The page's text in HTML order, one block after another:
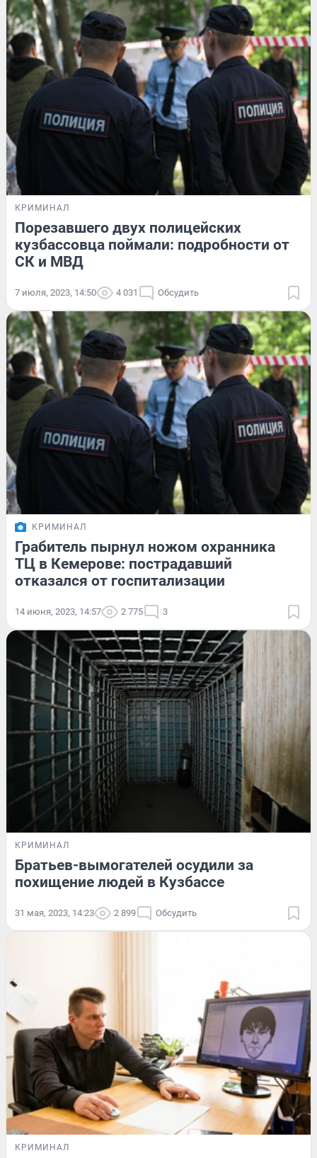
КРИМИНАЛ
Порезавшего двух полицейских
кузбассовца поймали: подробности от
СК и МВД
7 июля, 2023, 14:50 4 031 Обсудить
КРИМИНАЛ
Грабитель пырнул ножом охранника
ТЦ в Кемерове: пострадавший
отказался от госпитализации
14 июня, 2023, 14:57 2 775 3
КРИМИНАЛ
Братьев-вымогателей осудили за
похищение людей в Кузбассе
31 мая, 2023, 14:23 2 899 Обсудить
КРИМИНАЛ